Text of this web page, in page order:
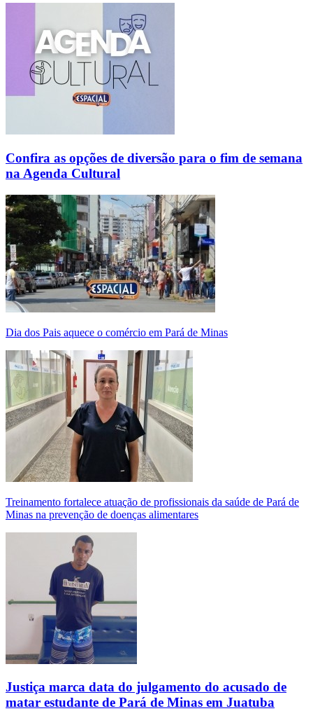
Confira as opções de diversão para o fim de semana
na Agenda Cultural
Dia dos Pais aquece o comércio em Pará de Minas
Treinamento fortalece atuação de profissionais da saúde de Pará de
Minas na prevenção de doenças alimentares
Justiça marca data do julgamento do acusado de
matar estudante de Pará de Minas em Juatuba